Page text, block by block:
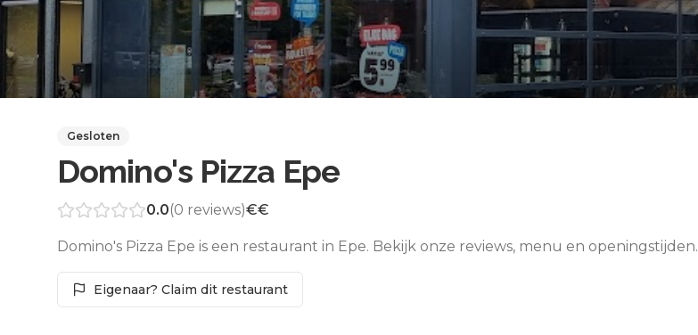
Gesloten
Domino's Pizza Epe
0.0(0 reviews)€€
Domino's Pizza Epe is een restaurant in Epe. Bekijk onze reviews, menu en openingstijden.
Eigenaar? Claim dit restaurant